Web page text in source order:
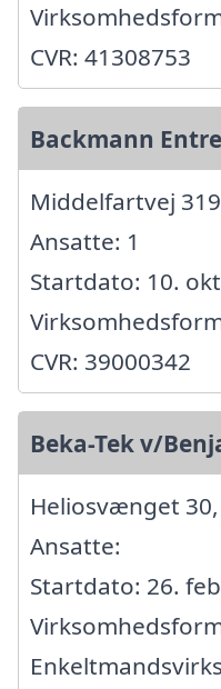
CVR: 41308753
Backmann
Middelfartvej
Ansatte: 1
Startdato: 10.
CVR: 39000342
Beka-Tek v/
Heliosvænget 30,
Ansatte:
Startdato: 26.